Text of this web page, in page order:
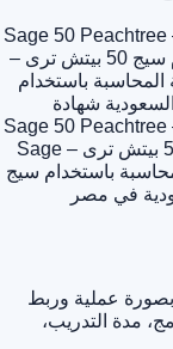
دبلومة المحاسبة باستخدام سيج 50 بيتش ترى – Sage 50 Peachtree
كورس دبلومة المحاسبة باستخدام سيج 50 بيتش ترى –
المحاسبة باستخدام
شهادة
دبلومة المحاسبة باستخدام سيج 50 بيتش ترى – Sage 50 Peachtree
دبلومة المحاسبة باستخدام سيج 50 بيتش ترى – Sage
باستخدام سيج
عملية وربط
مدة التدريب،